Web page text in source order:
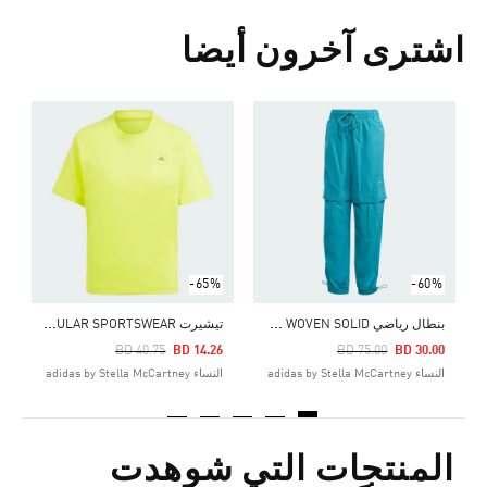
اشترى آخرون أيضا
-60%
ب
نطال رياضي ADIDAS BY STELLA MCCARTNEY TRUECASUALS WOVEN SOLID
Price Reduced From
BD 75.00
To BD 30.00
النساء adidas by Stella McCartney
-65%
ت
يشيرت ADIDAS BY STELLA MCCARTNEY TRUECASUALS REGULAR SPORTSWEAR
Price Reduced From
BD 40.75
To BD 14.26
النساء adidas by Stella McCartney
Price Reduced From
المنتجات التي شوهدت